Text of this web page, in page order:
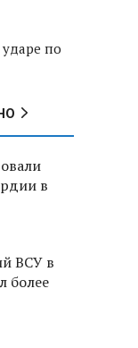
по
в
ВСУ в
более